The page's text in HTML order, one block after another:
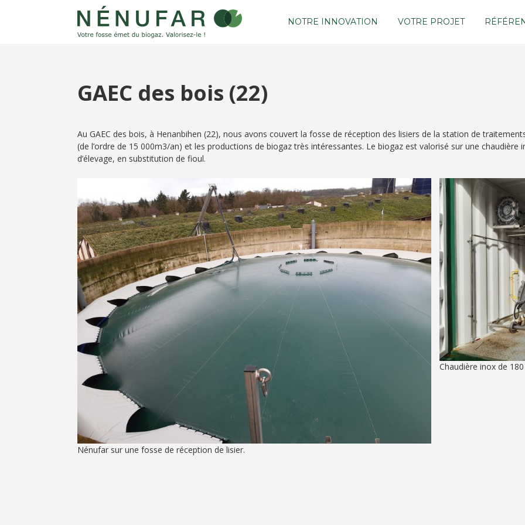
NOTRE INNOVATION VOTRE PROJET
GAEC des bois (22)
Au GAEC des bois, à Henanbihen (22), nous avons couvert la fosse de réception des lisiers de la station de
(de l’ordre de 15 000m3/an) et les productions de biogaz très intéressantes. Le biogaz est valorisé sur une
d’élevage, en substitution de fioul.
Nénufar sur une fosse de réception de lisier.
Chaudière inox de